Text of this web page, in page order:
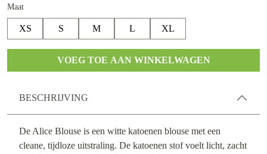
Maat
XS S M L XL
VOEG TOE AAN WINKELWAGEN
BESCHRIJVING
De Alice Blouse is een witte katoenen blouse met een
cleane, tijdloze uitstraling. De katoenen stof voelt licht, zacht